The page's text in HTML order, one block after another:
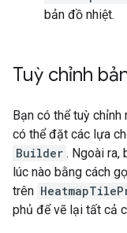
bản đồ nhiệt.
Tuỳ chỉnh
Bạn có thể tuỳ
có thể đặt các lựa
Builder . Ngoài ra,
lúc nào bằng cách
trên
phủ để vẽ lại tất cả